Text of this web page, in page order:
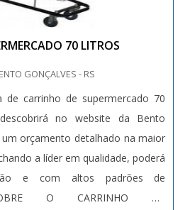
70 LITROS
GONÇALVES - RS
de carrinho de supermercado 70
no website da Bento
um orçamento detalhado na maior
a líder em qualidade, poderá
e com altos padrões de
O CARRINHO DE